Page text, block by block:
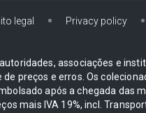
legal Privacy policy
associações e
preços e erros. Os
após a chegada das
mais IVA 19%, incl.